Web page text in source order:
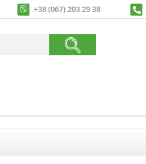
+38 (067) 203 29 38